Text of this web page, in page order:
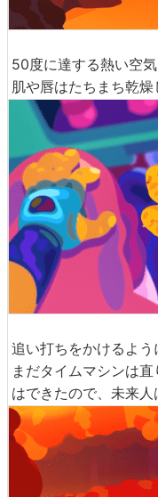
50度に達する熱い空
肌や唇はたちまち乾燥
追い打ちをかけるよう
まだタイムマシンは
はできたので、未来人